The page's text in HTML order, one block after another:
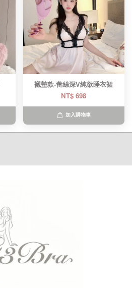
襯墊款-蕾絲深V純欲睡衣裙
NT$ 698
加入購物車